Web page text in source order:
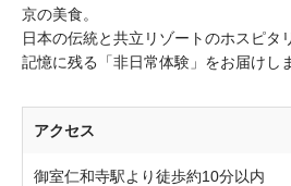
京の美食。
日本の伝統と共立リゾートのホスピタ
記憶に残る「非日常体験」をお届けし
アクセス
御室仁和寺駅より徒歩約10分以内